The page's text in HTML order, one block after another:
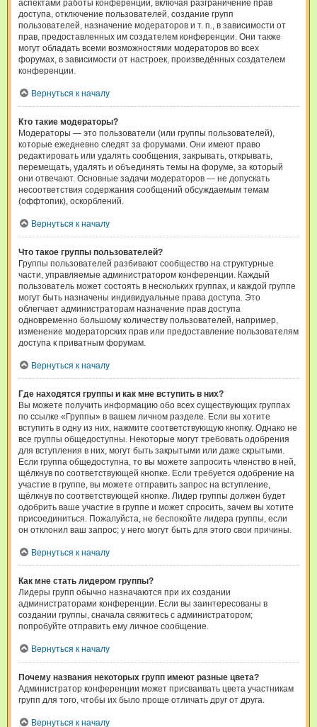
аспектами работы конференции, включая разграничение прав
доступа, отключение пользователей, создание групп
пользователей, назначение модераторов и т. п., в зависимости от
прав, предоставленных им создателем конференции. Они также
могут обладать всеми возможностями модераторов во всех
форумах, в зависимости от настроек, произведённых создателем
конференции.
Вернуться к началу
Кто такие модераторы?
Модераторы — это пользователи (или группы пользователей),
которые ежедневно следят за форумами. Они имеют право
редактировать или удалять сообщения, закрывать, открывать,
перемещать, удалять и объединять темы на форуме, за который
они отвечают. Основные задачи модераторов — не допускать
несоответствия содержания сообщений обсуждаемым темам
(оффтопик), оскорблений.
Вернуться к началу
Что такое группы пользователей?
Группы пользователей разбивают сообщество на структурные
части, управляемые администратором конференции. Каждый
пользователь может состоять в нескольких группах, и каждой группе
могут быть назначены индивидуальные права доступа. Это
облегчает администраторам назначение прав доступа
одновременно большому количеству пользователей, например,
изменение модераторских прав или предоставление пользователям
доступа к приватным форумам.
Вернуться к началу
Где находятся группы и как мне вступить в них?
Вы можете получить информацию обо всех существующих группах
по ссылке «Группы» в вашем личном разделе. Если вы хотите
вступить в одну из них, нажмите соответствующую кнопку. Однако не
все группы общедоступны. Некоторые могут требовать одобрения
для вступления в них, могут быть закрытыми или даже скрытыми.
Если группа общедоступна, то вы можете запросить членство в ней,
щёлкнув по соответствующей кнопке. Если требуется одобрение на
участие в группе, вы можете отправить запрос на вступление,
щёлкнув по соответствующей кнопке. Лидер группы должен будет
одобрить ваше участие в группе и может спросить, зачем вы хотите
присоединиться. Пожалуйста, не беспокойте лидера группы, если
он отклонил ваш запрос; у него могут быть для этого свои причины.
Вернуться к началу
Как мне стать лидером группы?
Лидеры групп обычно назначаются при их создании
администраторами конференции. Если вы заинтересованы в
создании группы, сначала свяжитесь с администратором;
попробуйте отправить ему личное сообщение.
Вернуться к началу
Почему названия некоторых групп имеют разные цвета?
Администратор конференции может присваивать цвета участникам
групп для того, чтобы их было проще отличать друг от друга.
Вернуться к началу